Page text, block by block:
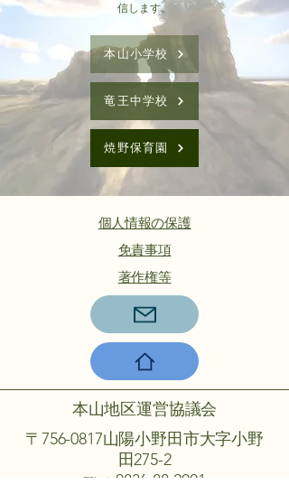
信します。
本山小学校
竜王中学校
焼野保育園
個人情報の保護
​免責事項
著作権等
本山地区運営協議会
〒756-0817山陽小野田市大字小野
田275-2
℡：0836-88-2001